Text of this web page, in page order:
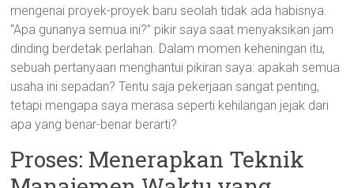
mengenai proyek-proyek baru seolah tidak ada habisnya.
“Apa gunanya semua ini?” pikir saya saat menyaksikan jam
dinding berdetak perlahan. Dalam momen keheningan itu,
sebuah pertanyaan menghantui pikiran saya: apakah semua
usaha ini sepadan? Tentu saja pekerjaan sangat penting,
tetapi mengapa saya merasa seperti kehilangan jejak dari
apa yang benar-benar berarti?
Proses: Menerapkan Teknik